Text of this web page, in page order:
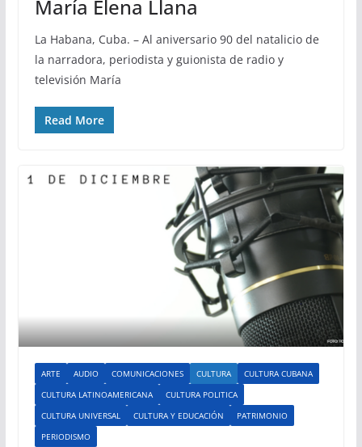
María Elena Llana
La Habana, Cuba. – Al aniversario 90 del natalicio de
la narradora, periodista y guionista de radio y
televisión María
Read More
ARTE AUDIO COMUNICACIONES CULTURA
CULTURA CUBANA
CULTURA LATINOAMERICANA
CULTURA POLITICA
CULTURA UNIVERSAL
CULTURA Y EDUCACIÓN
PATRIMONIO
PERIODISMO